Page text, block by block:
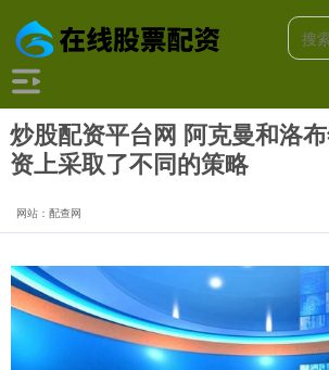
炒股配资平台网 阿克曼和洛
资上采取了不同的策略
网站：配查网